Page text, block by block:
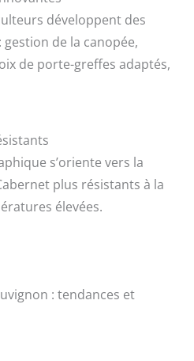
développent des
de la canopée,
de porte-greffes adaptés,
s’oriente vers la
plus résistants à la
élevées.
: tendances et